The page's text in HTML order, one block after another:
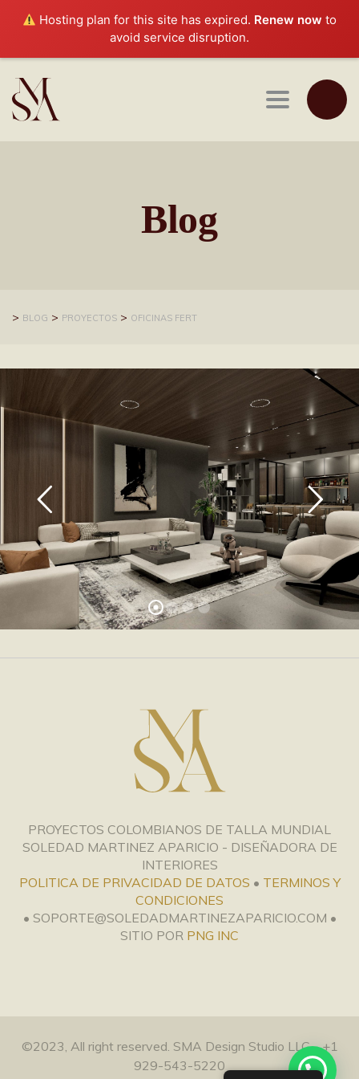
Hosting plan for this site has expired. Renew now to
avoid service disruption.
Toggle
Blog
> BLOG > PROYECTOS > OFICINAS FERT
PROYECTOS COLOMBIANOS DE TALLA MUNDIAL
SOLEDAD MARTINEZ APARICIO - DISEÑADORA DE
INTERIORES
POLITICA DE PRIVACIDAD DE DATOS • TERMINOS Y
CONDICIONES
• SOPORTE@SOLEDADMARTINEZAPARICIO.COM •
SITIO POR PNG INC
©2023, All right reserved. SMA Design Studio LLC - +1
929-543-5220